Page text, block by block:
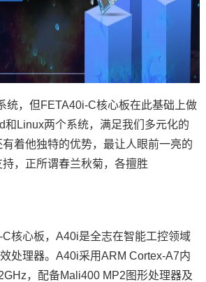
统，但 FETA40i-C核心板在此基础上做
和Linux两个系统，满足我们多元化的
着他独特的优势，最让人眼前一亮的
，正所谓春兰秋菊，各擅胜
-C核心板，A40i是全志在智能工控领域
处理器。A40i采用ARM Cortex-A7内
，配备Mali400 MP2图形处理器及